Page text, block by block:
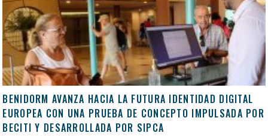
BENIDORM AVANZA HACIA LA FUTURA IDENTIDAD DIGITAL
EUROPEA CON UNA PRUEBA DE CONCEPTO IMPULSADA POR
BECITI Y DESARROLLADA POR SIPCA